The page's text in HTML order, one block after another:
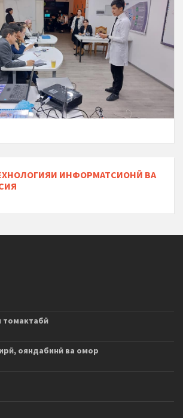
ИНФОРМАТСИОНӢ ВА
томактабӣ
ояндабинӣ ва омор